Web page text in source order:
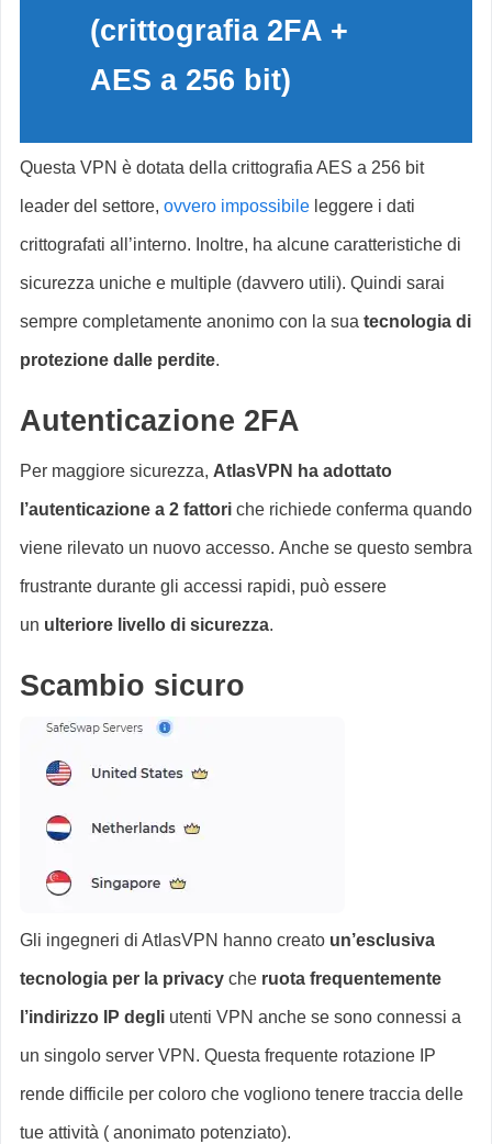
(crittografia 2FA +
AES a 256 bit)
Questa VPN è dotata della crittografia AES a 256 bit
leader del settore, ovvero impossibile leggere i dati
crittografati all’interno. Inoltre, ha alcune caratteristiche di
sicurezza uniche e multiple (davvero utili). Quindi sarai
sempre completamente anonimo con la sua tecnologia di
protezione dalle perdite.
Autenticazione 2FA
Per maggiore sicurezza, AtlasVPN ha adottato
l’autenticazione a 2 fattori che richiede conferma quando
viene rilevato un nuovo accesso. Anche se questo sembra
frustrante durante gli accessi rapidi, può essere
un ulteriore livello di sicurezza.
Scambio sicuro
Gli ingegneri di AtlasVPN hanno creato un’esclusiva
tecnologia per la privacy che ruota frequentemente
l’indirizzo IP degli utenti VPN anche se sono connessi a
un singolo server VPN. Questa frequente rotazione IP
rende difficile per coloro che vogliono tenere traccia delle
tue attività ( anonimato potenziato).